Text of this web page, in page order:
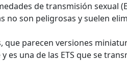
de transmisión sexual
no son peligrosas y suelen
que parecen versiones
es una de las ETS que se